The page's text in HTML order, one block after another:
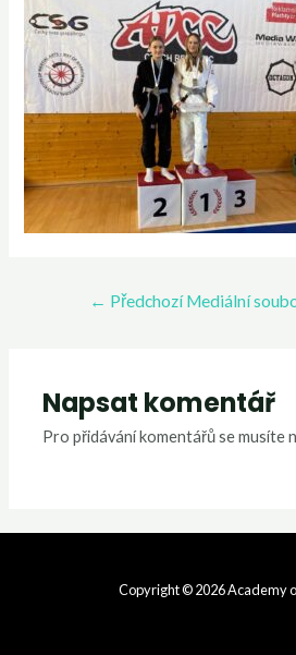
← Předchozí Mediální
Napsat komentář
Pro přidávání komentářů se musíte
Copyright © 2026 Academy